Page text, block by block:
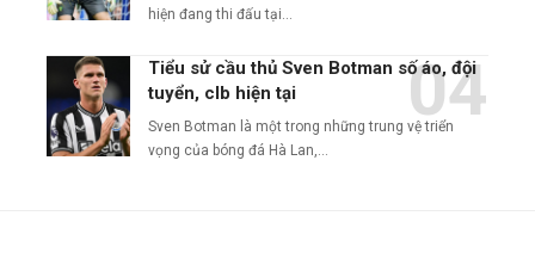
hiện đang thi đấu tại…
Tiểu sử cầu thủ Sven Botman số áo, đội
tuyển, clb hiện tại
Sven Botman là một trong những trung vệ triển
vọng của bóng đá Hà Lan,…